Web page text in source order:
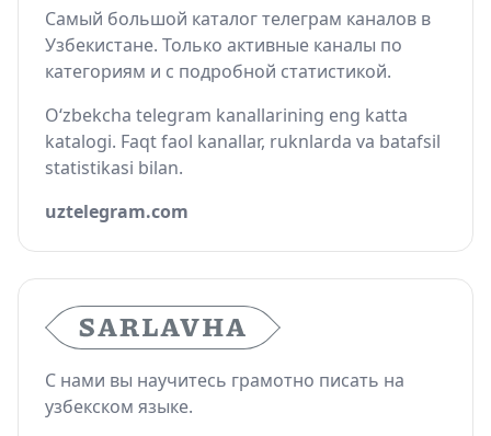
Самый большой каталог телеграм каналов в
Узбекистане. Только активные каналы по
категориям и с подробной статистикой.
O‘zbekcha telegram kanallarining eng katta
katalogi. Faqt faol kanallar, ruknlarda va batafsil
statistikasi bilan.
uztelegram.com
С нами вы научитесь грамотно писать на
узбекском языке.